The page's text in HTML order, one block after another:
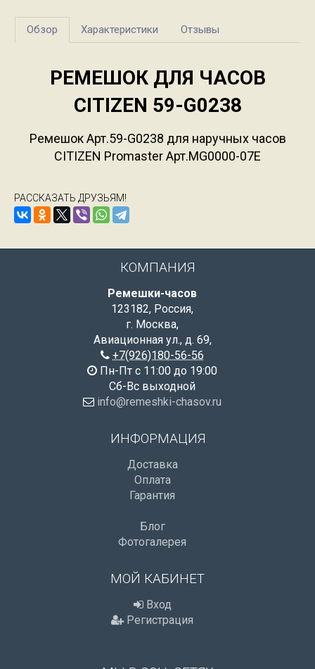
Обзор Характеристики Отзывы
РЕМЕШОК ДЛЯ ЧАСОВ
CITIZEN 59-G0238
Ремешок Арт.59-G0238 для наручных часов
CITIZEN Promaster Арт.MG0000-07E
РАССКАЗАТЬ ДРУЗЬЯМ!
КОМПАНИЯ
Ремешки-часов
123182, Россия,
г. Москва,
Авиационная ул., д. 69,
+7(926)180-56-56
Пн-Пт с 11:00 до 19:00
Сб-Вс выходной
info@remeshki-chasov.ru
ИНФОРМАЦИЯ
Доставка
Оплата
Гарантия
Блог
Фотогалерея
МОЙ КАБИНЕТ
Вход
Регистрация